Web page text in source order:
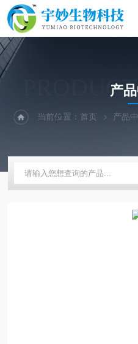
产
当前位置：首页 产品